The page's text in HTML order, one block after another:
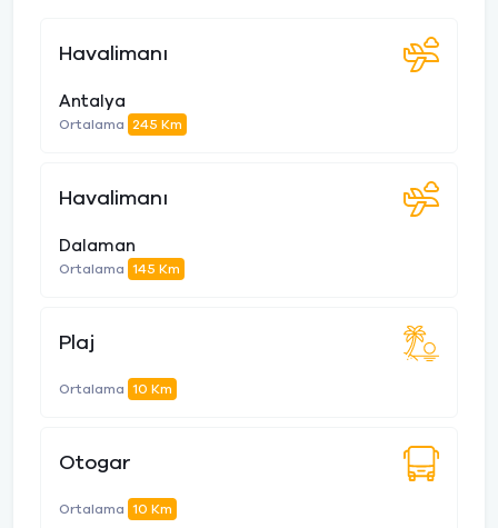
Havalimanı
Antalya
Ortalama 245 Km
Havalimanı
Dalaman
Ortalama 145 Km
Plaj
Ortalama 10 Km
Otogar
Ortalama 10 Km